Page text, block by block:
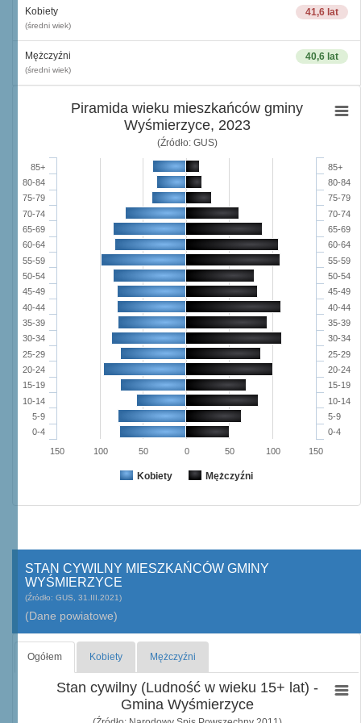
41,6 lat
Kobiety
(średni wiek)
40,6 lat
Mężczyźni
(średni wiek)
Piramida wieku mieszkańców gminy
Wyśmierzyce, 2023
(Źródło: GUS)
Kobiety Mężczyźni
0-4
5-9
10-14
15-19
20-24
25-29
30-34
35-39
40-44
45-49
50-54
55-59
60-64
65-69
70-74
75-79
80-84
85+
0-4
5-9
10-14
15-19
20-24
25-29
30-34
35-39
40-44
45-49
50-54
55-59
60-64
65-69
70-74
75-79
80-84
85+
150 100 50 0 50 100 150
STAN CYWILNY MIESZKAŃCÓW GMINY
WYŚMIERZYCE
(Źródło: GUS, 31.III.2021)
(Dane powiatowe)
Ogółem Kobiety Mężczyźni
Stan cywilny (Ludność w wieku 15+ lat) -
Gmina Wyśmierzyce